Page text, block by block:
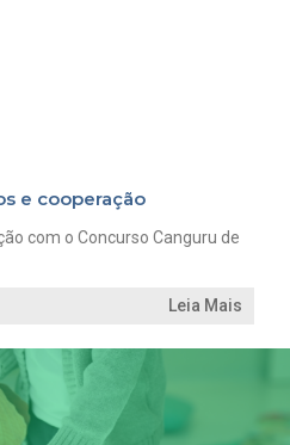
e cooperação
com o Concurso Canguru de
Leia Mais